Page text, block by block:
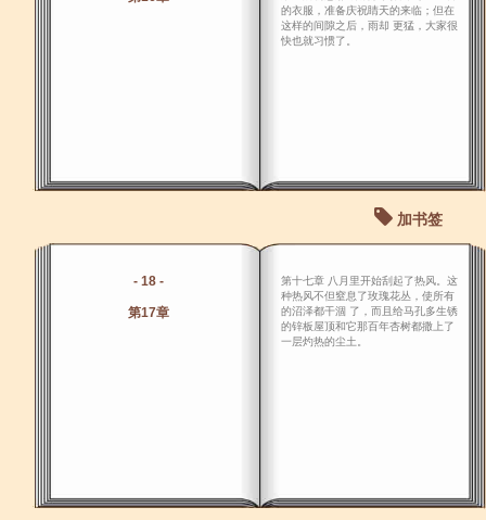
的衣服，准备庆祝睛天的来临；但在
这样的间隙之后，雨却 更猛，大家很
快也就习惯了。
加书签
- 18 -
第17章
第十七章 八月里开始刮起了热风。这
种热风不但窒息了玫瑰花丛，使所有
的沼泽都干涸 了，而且给马孔多生锈
的锌板屋顶和它那百年杏树都撒上了
一层灼热的尘土。